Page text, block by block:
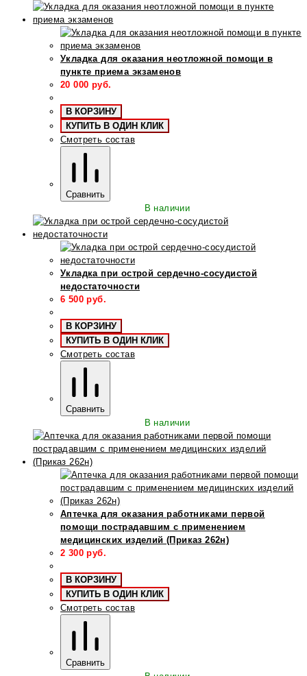
Укладка для оказания неотложной помощи в
пункте приема экзаменов
20 000 руб.
В КОРЗИНУ
КУПИТЬ В ОДИН КЛИК
Смотреть состав
Сравнить
В наличии
Укладка при острой сердечно-сосудистой
недостаточности
6 500 руб.
В КОРЗИНУ
КУПИТЬ В ОДИН КЛИК
Смотреть состав
Сравнить
В наличии
Аптечка для оказания работниками первой
помощи пострадавшим с применением
медицинских изделий (Приказ 262н)
2 300 руб.
В КОРЗИНУ
КУПИТЬ В ОДИН КЛИК
Смотреть состав
Сравнить